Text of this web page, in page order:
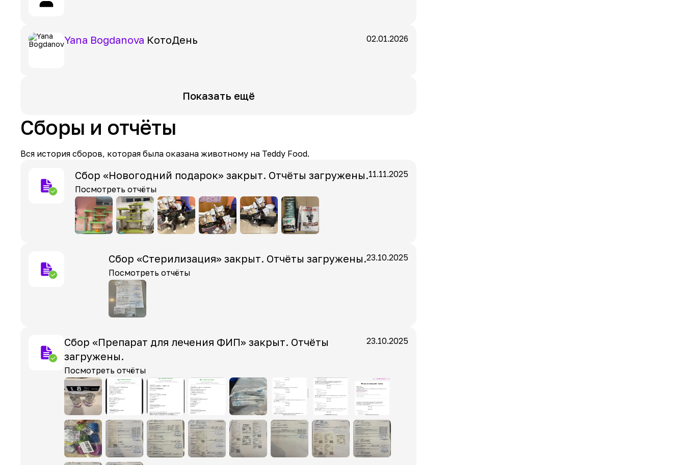
Yana Bogdanova КотоДень 02.01.2026
Показать ещё
Сборы и отчёты
Вся история сборов, которая была оказана животному на Teddy Food.
Сбор «Новогодний подарок» закрыт. Отчёты загружены.11.11.2025
Посмотреть отчёты
Сбор «Стерилизация» закрыт. Отчёты загружены.23.10.2025
Посмотреть отчёты
Сбор «Препарат для лечения ФИП» закрыт. Отчёты
загружены.
23.10.2025
Посмотреть отчёты